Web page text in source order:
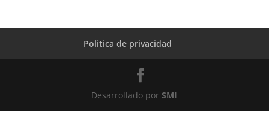
Politica de privacidad
Desarrollado porSMI